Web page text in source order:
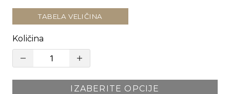
TABELA VELIČINA
Količina
IZABERITE OPCIJE